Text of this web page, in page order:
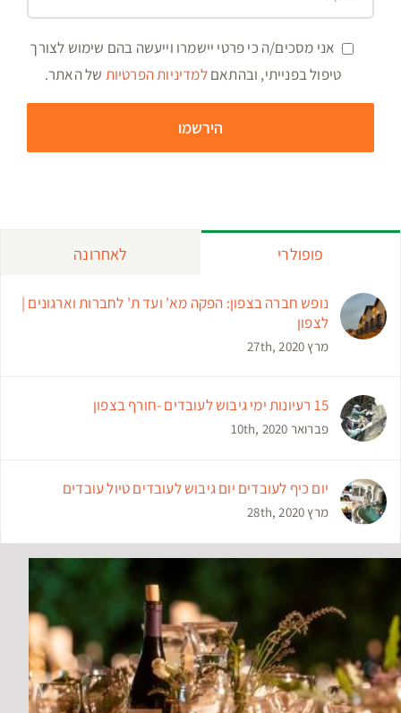
אני מסכים/ה כי פרטי יישמרו וייעשה בהם שימוש לצורך
טיפול בפנייתי, ובהתאםלמדיניות הפרטיות של האתר.
פופולרי לאחרונה
נופש חברה בצפון: הפקה מא' ועד ת' לחברות וארגונים |
לצפון
מרץ 27th, 2020
15 רעיונות ימי גיבוש לעובדים -חורף בצפון
פברואר 10th, 2020
יום כיף לעובדים יום גיבוש לעובדים טיול עובדים
מרץ 28th, 2020